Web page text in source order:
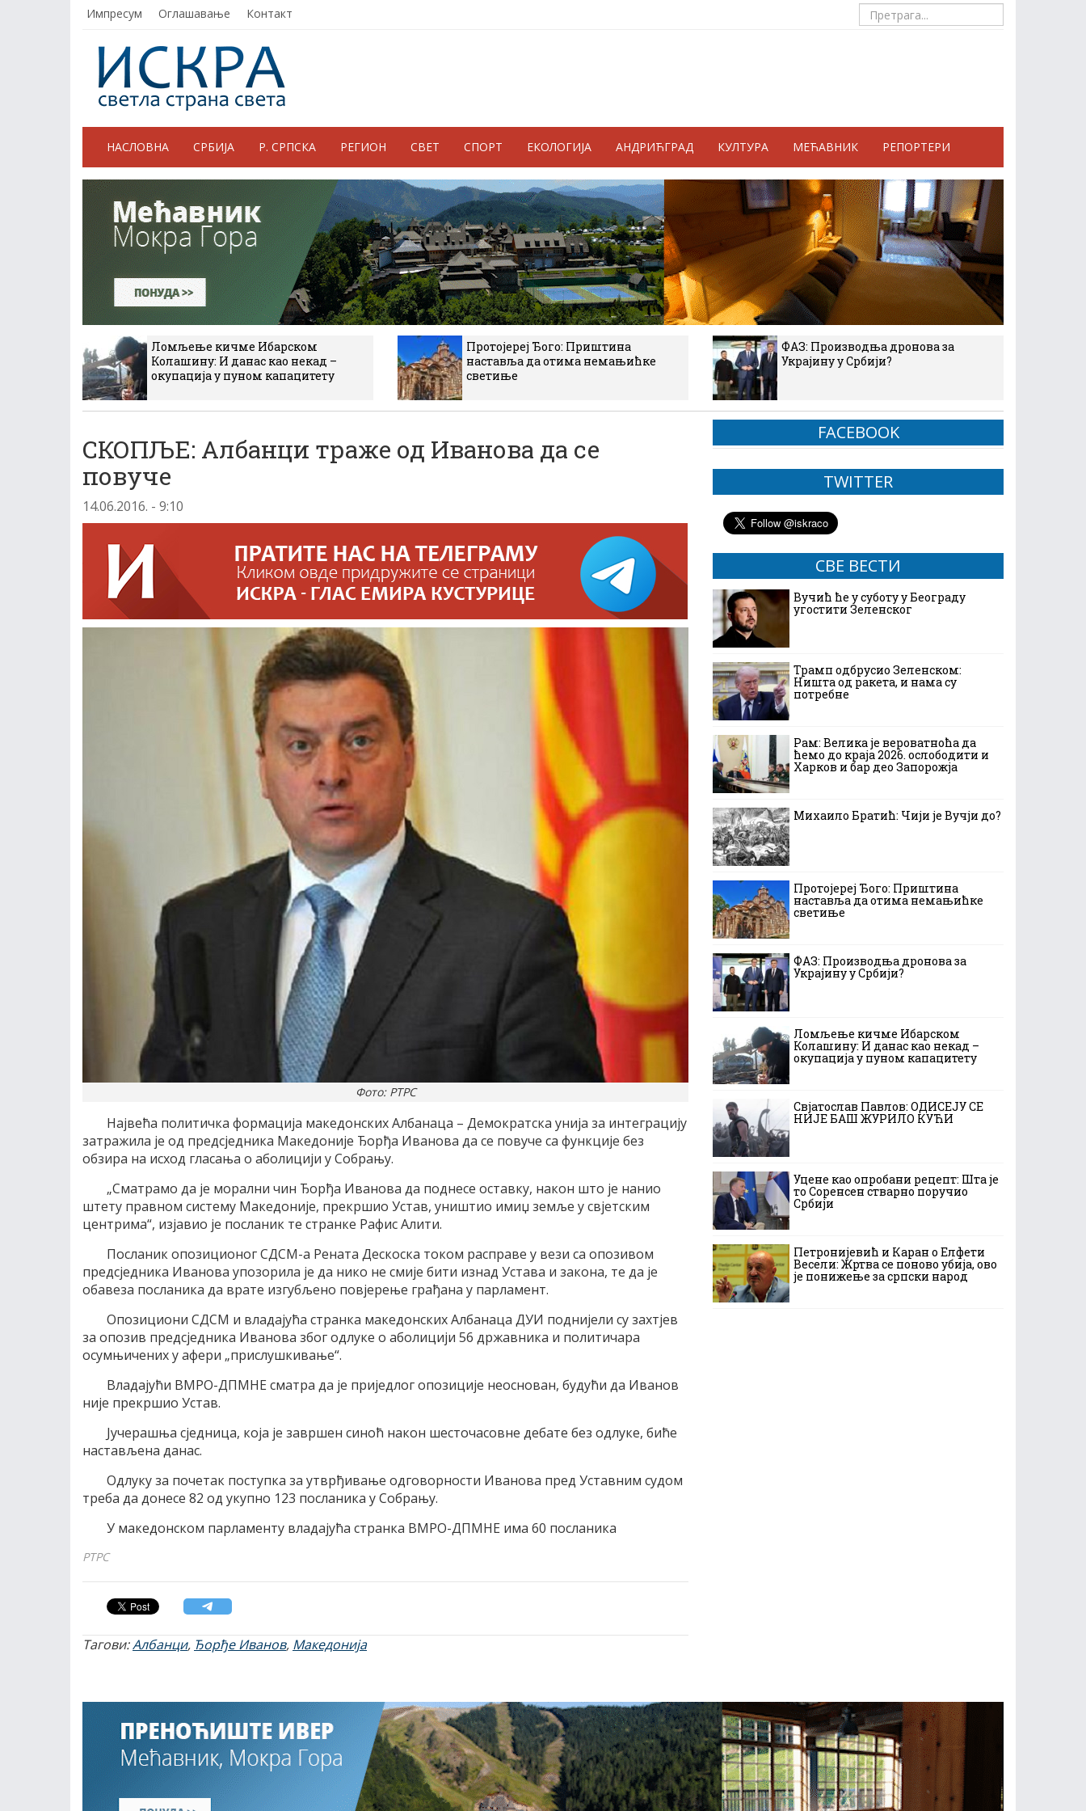
Импресум Оглашавање Контакт
НАСЛОВНА СРБИЈА Р. СРПСКА РЕГИОН СВЕТ СПОРТ ЕКОЛОГИЈА АНДРИЋГРАД КУЛТУРА МЕЋАВНИК РЕПОРТЕРИ
Ломљење кичме Ибарском
Колашину: И данас као некад –
окупација у пуном капацитету
Протојереј Ђого: Приштина
наставља да отима немањићке
светиње
ФАЗ: Производња дронова за
Украјину у Србији?
СКОПЉЕ: Албанци траже од Иванова да се
повуче
14.06.2016. - 9:10
Фото: РТРС
Највећа политичка формација македонских Албанаца – Демократска унија за интеграцију
затражила је од предсједника Македоније Ђорђа Иванова да се повуче са функције без
обзира на исход гласања о аболицији у Собрању.
„Сматрамо да је морални чин Ђорђа Иванова да поднесе оставку, након што је нанио
штету правном систему Македоније, прекршио Устав, уништио имиџ земље у свјетским
центрима“, изјавио је посланик те странке Рафис Алити.
Посланик опозиционог СДСМ-а Рената Дескоска током расправе у вези са опозивом
предсједника Иванова упозорила је да нико не смије бити изнад Устава и закона, те да је
обавеза посланика да врате изгубљено повјерење грађана у парламент.
Опозициони СДСМ и владајућа странка македонских Албанаца ДУИ поднијели су захтјев
за опозив предсједника Иванова због одлуке о аболицији 56 државника и политичара
осумњичених у афери „прислушкивање“.
Владајући ВМРО-ДПМНЕ сматра да је приједлог опозиције неоснован, будући да Иванов
није прекршио Устав.
Јучерашња сједница, која је завршен синоћ након шесточасовне дебате без одлуке, биће
настављена данас.
Одлуку за почетак поступка за утврђивање одговорности Иванова пред Уставним судом
треба да донесе 82 од укупно 123 посланика у Собрању.
У македонском парламенту владајућа странка ВМРО-ДПМНЕ има 60 посланика
РТРС
Тагови:Албанци, Ђорђе Иванов, Македонија
FACEBOOK
TWITTER
СВЕ ВЕСТИ
Вучић ће у суботу у Београду
угостити Зеленског
Трамп одбрусио Зеленском:
Ништа од ракета, и нама су
потребне
Рам: Велика је вероватноћа да
ћемо до краја 2026. ослободити и
Харков и бар део Запорожја
Михаило Братић: Чији је Вучји до?
Протојереј Ђого: Приштина
наставља да отима немањићке
светиње
ФАЗ: Производња дронова за
Украјину у Србији?
Ломљење кичме Ибарском
Колашину: И данас као некад –
окупација у пуном капацитету
Свјатослав Павлов: ОДИСЕЈУ СЕ
НИЈЕ БАШ ЖУРИЛО КУЋИ
Уцене као опробани рецепт: Шта је
то Соренсен стварно поручио
Србији
Петронијевић и Каран о Елфети
Весели: Жртва се поново убија, ово
је понижење за српски народ